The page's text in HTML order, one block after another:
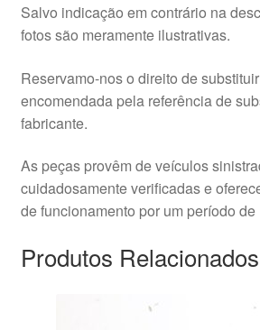
Salvo indicação em contrário na
fotos são meramente ilustrativas.
Reservamo-nos o direito de
encomendada pela referência de
fabricante.
As peças provêm de veículos
cuidadosamente verificadas e
de funcionamento por um período de
Produtos Relacionados